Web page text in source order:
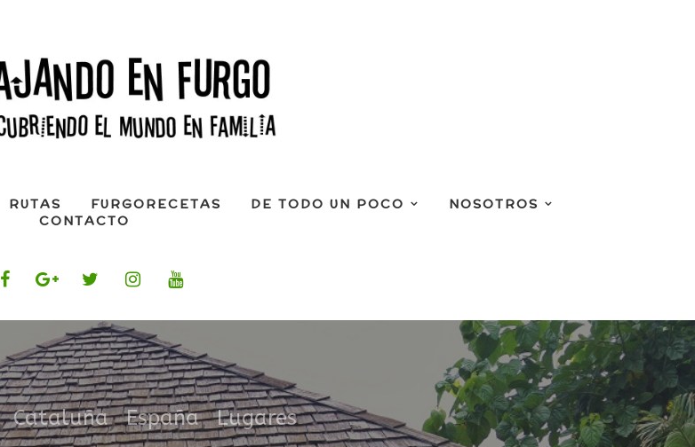
RUTAS FURGORECETAS DE TODO UN POCO
NOSOTROS
CONTACTO
Cataluña,España,Lugares